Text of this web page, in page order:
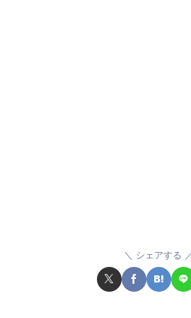
シェアする